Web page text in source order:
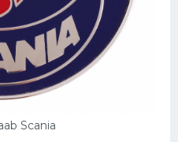
Scania